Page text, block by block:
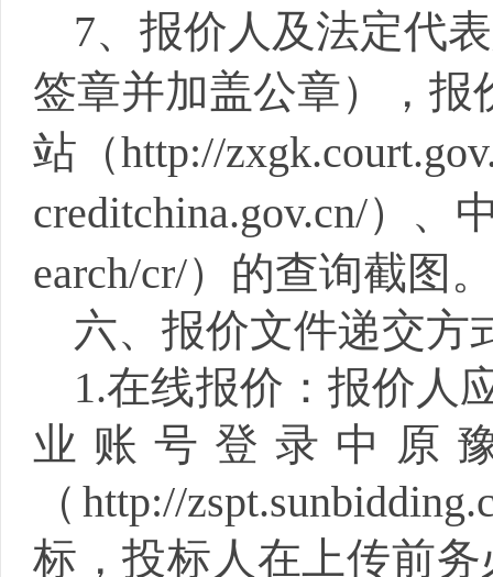
7、报价人及法定代
签章并加盖公章），
站（http://
creditchina.gov.cn/）、
earch/cr/）的查询截图
六、报价文件递交方
1.在线报价：报价人
业账号登录中原
（ http://
标，投标人在上传前